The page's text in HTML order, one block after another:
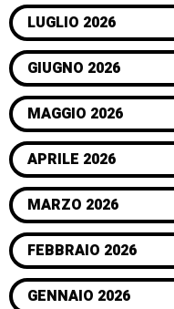
LUGLIO 2026
GIUGNO 2026
MAGGIO 2026
APRILE 2026
MARZO 2026
FEBBRAIO 2026
GENNAIO 2026